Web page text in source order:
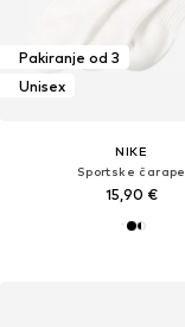
Pakiranje od 3
Unisex
NIKE
Sportske čarape
15,90 €